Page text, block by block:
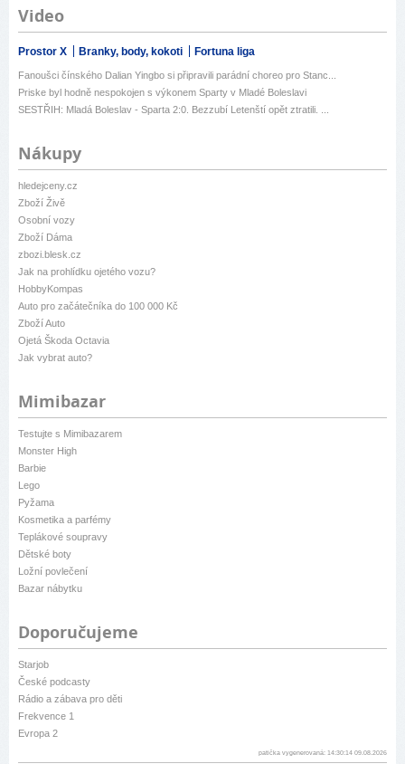
Video
Prostor X Branky, body, kokoti Fortuna liga
Fanoušci čínského Dalian Yingbo si připravili parádní choreo pro Stanc...
Priske byl hodně nespokojen s výkonem Sparty v Mladé Boleslavi
SESTŘIH: Mladá Boleslav - Sparta 2:0. Bezzubí Letenští opět ztratili. ...
Nákupy
hledejceny.cz
Zboží Živě
Osobní vozy
Zboží Dáma
zbozi.blesk.cz
Jak na prohlídku ojetého vozu?
HobbyKompas
Auto pro začátečníka do 100 000 Kč
Zboží Auto
Ojetá Škoda Octavia
Jak vybrat auto?
Mimibazar
Testujte s Mimibazarem
Monster High
Barbie
Lego
Pyžama
Kosmetika a parfémy
Teplákové soupravy
Dětské boty
Ložní povlečení
Bazar nábytku
Doporučujeme
Starjob
České podcasty
Rádio a zábava pro děti
Frekvence 1
Evropa 2
patička vygenerovaná: 14:30:14 09.08.2026